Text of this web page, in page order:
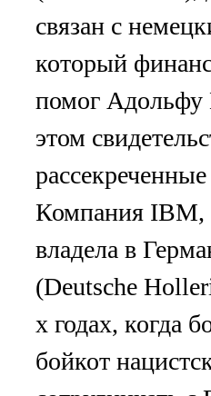
связан с
который
помог Адольфу
этом
Компания IBM,
владела в
(Deutsche
х годах, когда
бойкот